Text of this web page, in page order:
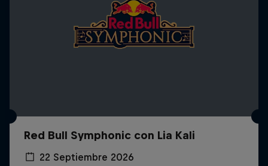
Red Bull Symphonic con Lia Kali
22 Septiembre 2026